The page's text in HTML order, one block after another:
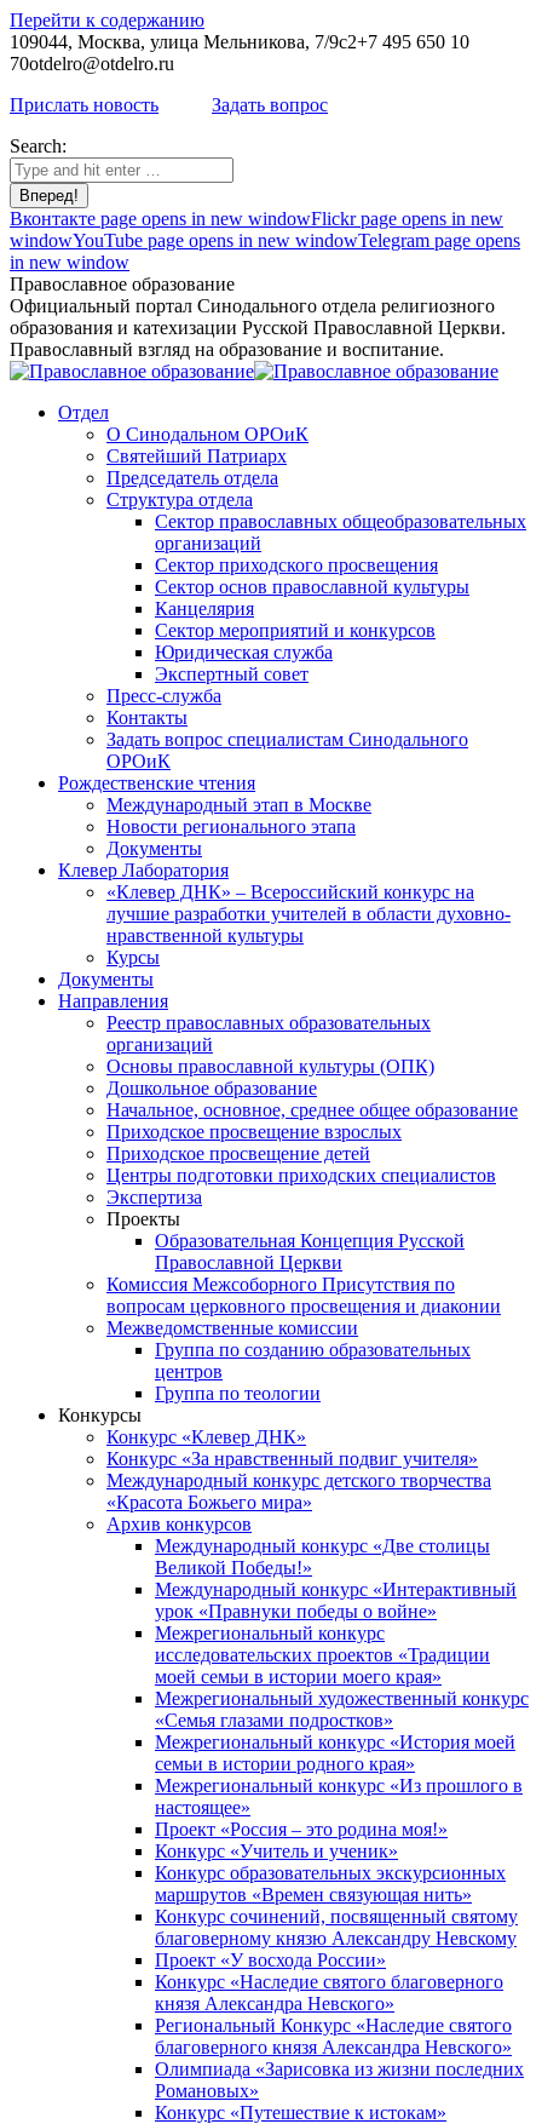
Перейти к содержанию
109044, Москва, улица Мельникова, 7/9с2+7 495 650 10
70otdelro@otdelro.ru
Прислать новость
Задать вопрос
Search:
Вконтакте page opens in new windowFlickr page opens in new
windowYouTube page opens in new windowTelegram page opens
in new window
Православное образование
Официальный портал Синодального отдела религиозного
образования и катехизации Русской Православной Церкви.
Православный взгляд на образование и воспитание.
Отдел
О Синодальном ОРОиК
Святейший Патриарх
Председатель отдела
Структура отдела
Сектор православных общеобразовательных
организаций
Сектор приходского просвещения
Сектор основ православной культуры
Канцелярия
Сектор мероприятий и конкурсов
Юридическая служба
Экспертный совет
Пресс-служба
Контакты
Задать вопрос специалистам Синодального
ОРОиК
Рождественские чтения
Международный этап в Москве
Новости регионального этапа
Документы
Клевер Лаборатория
«Клевер ДНК» – Всероссийский конкурс на
лучшие разработки учителей в области духовно-
нравственной культуры
Курсы
Документы
Направления
Реестр православных образовательных
организаций
Основы православной культуры (ОПК)
Дошкольное образование
Начальное, основное, среднее общее образование
Приходское просвещение взрослых
Приходское просвещение детей
Центры подготовки приходских специалистов
Экспертиза
Проекты
Образовательная Концепция Русской
Православной Церкви
Комиссия Межсоборного Присутствия по
вопросам церковного просвещения и диаконии
Межведомственные комиссии
Группа по созданию образовательных
центров
Группа по теологии
Конкурсы
Конкурс «Клевер ДНК»
Конкурс «За нравственный подвиг учителя»
Международный конкурс детского творчества
«Красота Божьего мира»
Архив конкурсов
Международный конкурс «Две столицы
Великой Победы!»
Международный конкурс «Интерактивный
урок «Правнуки победы о войне»
Межрегиональный конкурс
исследовательских проектов «Традиции
моей семьи в истории моего края»
Межрегиональный художественный конкурс
«Семья глазами подростков»
Межрегиональный конкурс «История моей
семьи в истории родного края»
Межрегиональный конкурс «Из прошлого в
настоящее»
Проект «Россия – это родина моя!»
Конкурс «Учитель и ученик»
Конкурс образовательных экскурсионных
маршрутов «Времен связующая нить»
Конкурс сочинений, посвященный святому
благоверному князю Александру Невскому
Проект «У восхода России»
Конкурс «Наследие святого благоверного
князя Александра Невского»
Региональный Конкурс «Наследие святого
благоверного князя Александра Невского»
Олимпиада «Зарисовка из жизни последних
Романовых»
Конкурс «Путешествие к истокам»